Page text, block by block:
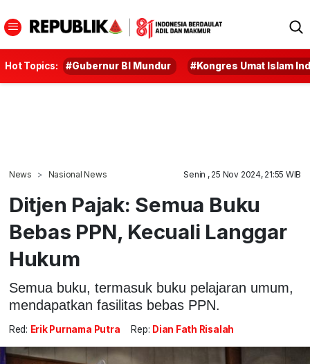
Hot Topics: #Gubernur BI Mundur #Kongres Umat Islam
News Nasional News Senin , 25 Nov 2024, 21:55 WIB
Ditjen Pajak: Semua Buku
Bebas PPN, Kecuali Langgar
Hukum
Semua buku, termasuk buku pelajaran umum,
mendapatkan fasilitas bebas PPN.
Red: Erik Purnama Putra Rep: Dian Fath Risalah